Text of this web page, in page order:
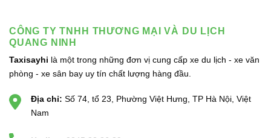
CÔNG TY TNHH THƯƠNG MẠI VÀ DU LỊCH
QUANG NINH
Taxisayhi là một trong những đơn vị cung cấp xe du lịch - xe văn
phòng - xe sân bay uy tín chất lượng hàng đầu.
Địa chỉ: Số 74, tổ 23, Phường Việt Hưng, TP Hà Nội, Việt
Nam